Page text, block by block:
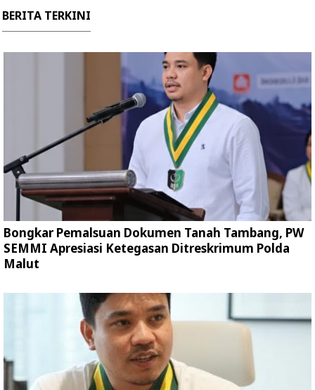
BERITA TERKINI
Bongkar Pemalsuan Dokumen Tanah Tambang, PW
SEMMI Apresiasi Ketegasan Ditreskrimum Polda
Malut